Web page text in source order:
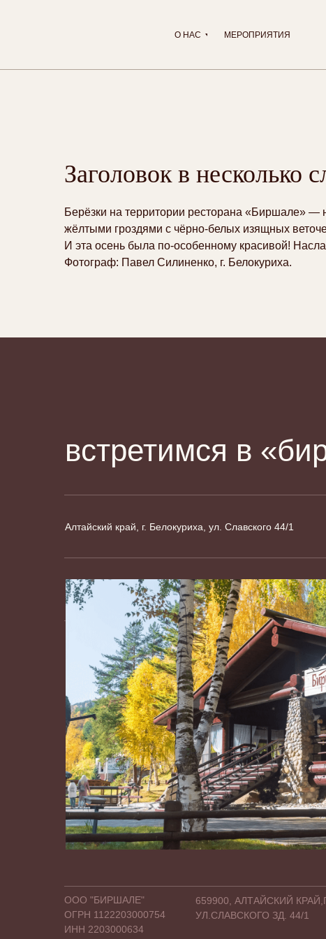
О НАС МЕРОПРИЯТИЯ
Заголовок в несколько
Берёзки на территории ресторана «Биршале» —
жёлтыми гроздями с чёрно-белых изящных
И эта осень была по-особенному красивой!
Фотограф: Павел Силиненко, г. Белокуриха.
встретимся в
Алтайский край, г. Белокуриха, ул. Славского 44/1
ООО "БИРШАЛЕ"
ОГРН 1122203000754
ИНН 2203000634
659900, АЛТАЙСКИЙ
УЛ.СЛАВСКОГО ЗД. 44/1